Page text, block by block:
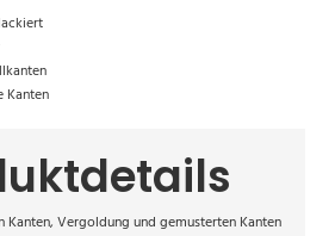
Kanten
Vergoldung und gemusterten Kanten